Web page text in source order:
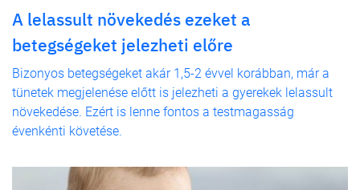
A lelassult növekedés ezeket a
betegségeket jelezheti előre
Bizonyos betegségeket akár 1,5-2 évvel korábban, már a
tünetek megjelenése előtt is jelezheti a gyerekek lelassult
növekedése. Ezért is lenne fontos a testmagasság
évenkénti követése.